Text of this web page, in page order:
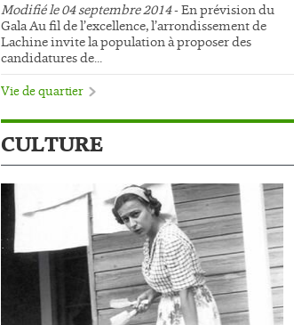
Modifié le 04 septembre 2014- En prévision du
Gala Au fil de l’excellence, l’arrondissement de
Lachine invite la population à proposer des
candidatures de...
Vie de quartier
CULTURE